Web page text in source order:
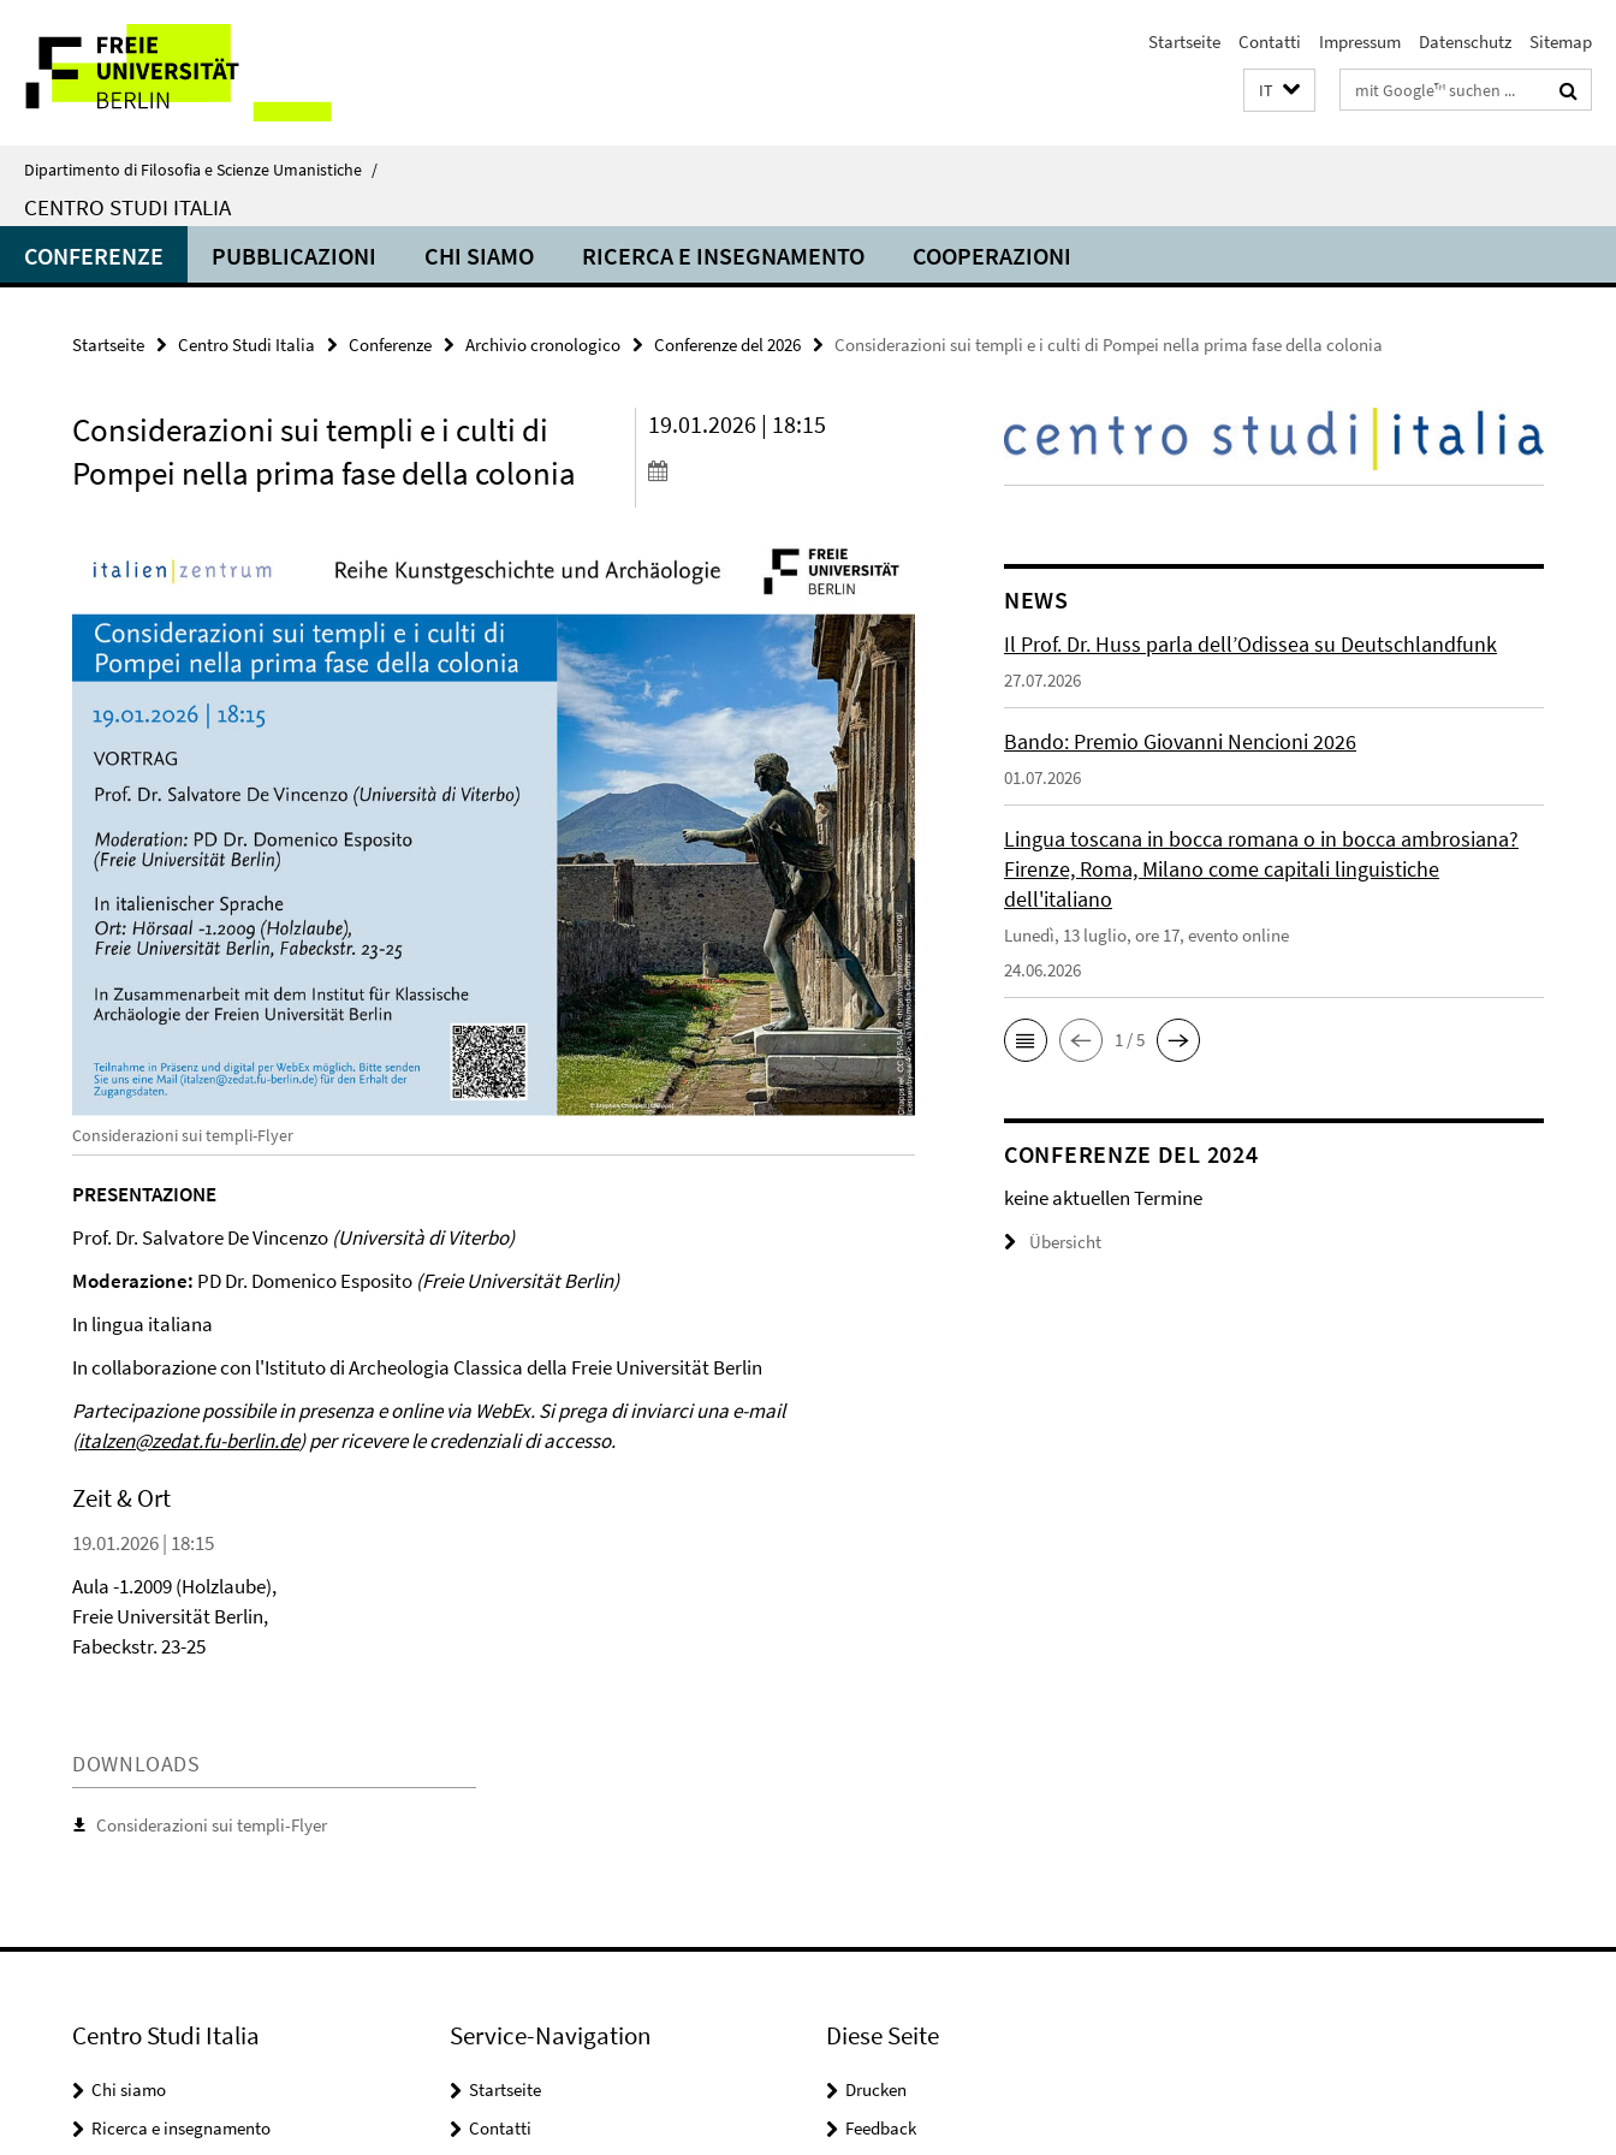
direkt
Inhalt
Service-
Navigation
Startseite Contatti Impressum Datenschutz Sitemap
IT Suchbegriffe
Dipartimento di Filosofia e Scienze Umanistiche /
CENTRO STUDI ITALIA
CONFERENZE PUBBLICAZIONI CHI SIAMO RICERCA E INSEGNAMENTO COOPERAZIONI
Startseite Centro Studi Italia Conferenze Archivio cronologico Conferenze del 2026 Considerazioni sui templi e i culti di Pompei nella prima fase della colonia
Considerazioni sui templi e i culti di
Pompei nella prima fase della colonia
19.01.2026 | 18:15
Considerazioni sui templi-Flyer
PRESENTAZIONE
Prof. Dr. Salvatore De Vincenzo (Università di Viterbo)
Moderazione: PD Dr. Domenico Esposito (Freie Universität Berlin)
In lingua italiana
In collaborazione con l'Istituto di Archeologia Classica della Freie Universität Berlin
Partecipazione possibile in presenza e online via WebEx. Si prega di inviarci una e-mail
(italzen@zedat.fu-berlin.de) per ricevere le credenziali di accesso.
Zeit & Ort
19.01.2026 | 18:15
Aula -1.2009 (Holzlaube),
Freie Universität Berlin,
Fabeckstr. 23-25
DOWNLOADS
Considerazioni sui templi-Flyer
NEWS
Il Prof. Dr. Huss parla dell’Odissea su Deutschlandfunk
27.07.2026
Bando: Premio Giovanni Nencioni 2026
01.07.2026
Lingua toscana in bocca romana o in bocca ambrosiana?
Firenze, Roma, Milano come capitali linguistiche
dell'italiano
Lunedì, 13 luglio, ore 17, evento online
24.06.2026
1 / 5
CONFERENZE DEL 2024
keine aktuellen Termine
Übersicht
Centro Studi Italia
Chi siamo
Ricerca e insegnamento
Service-Navigation
Startseite
Contatti
Diese Seite
Drucken
Feedback